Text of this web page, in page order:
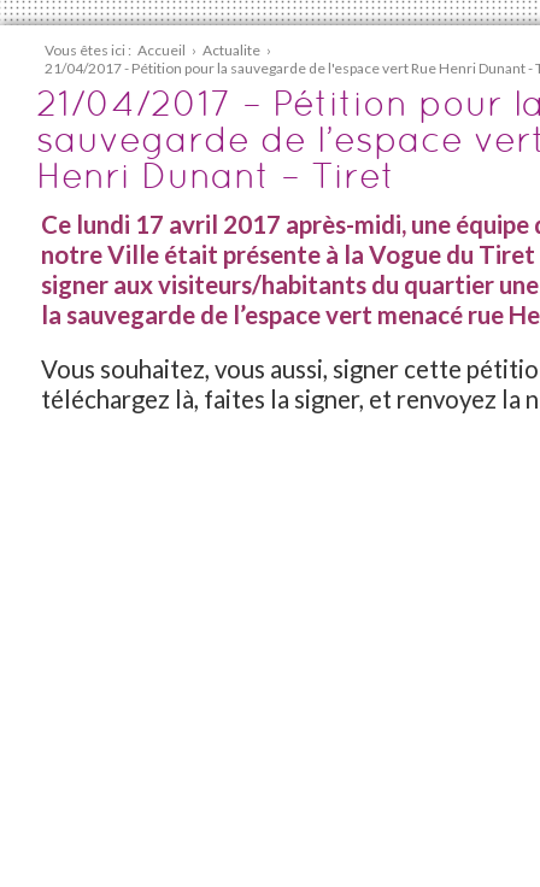
Vous êtes ici : Accueil › Actualite ›
21/04/2017 - Pétition pour la sauvegarde de l'espace vert Rue Henri Dunant -
21/04/2017 – Pétition pour
sauvegarde de l’espace
Henri Dunant – Tiret
Ce lundi 17 avril 2017 après-midi, une équipe
notre Ville était présente à la Vogue du
signer aux visiteurs/habitants du quartier
la sauvegarde de l’espace vert menacé rue
Vous souhaitez, vous aussi, signer cette
téléchargez là, faites la signer, et renvoyez la